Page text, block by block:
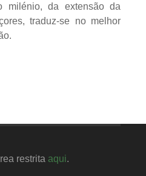
milénio, da extensão da
traduz-se no melhor
restrita aqui.